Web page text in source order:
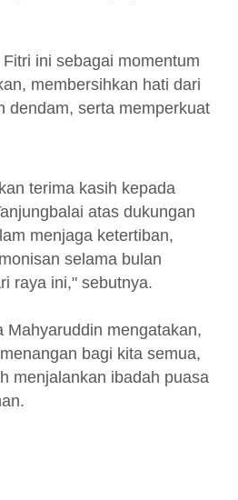
ini sebagai momentum
membersihkan hati dari
dendam, serta memperkuat
terima kasih kepada
atas dukungan
menjaga ketertiban,
selama bulan
raya ini," sebutnya.
Mahyaruddin mengatakan,
bagi kita semua,
menjalankan ibadah puasa